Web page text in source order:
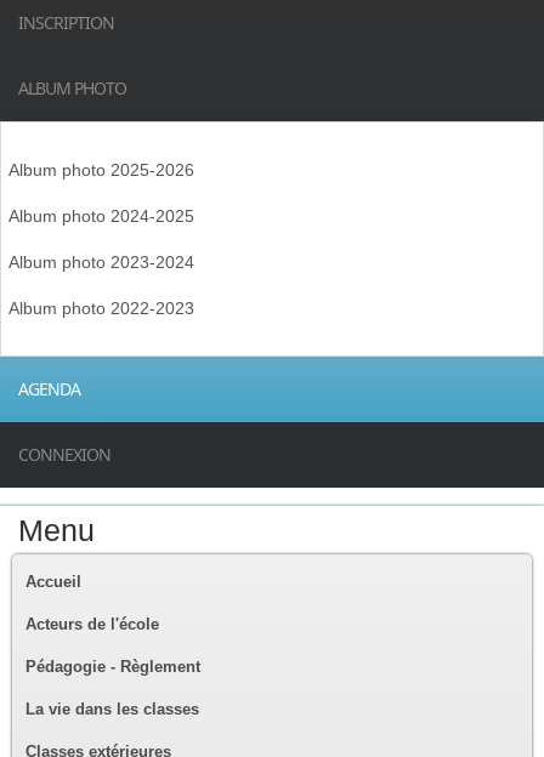
INSCRIPTION
ALBUM PHOTO
Album photo 2025-2026
Album photo 2024-2025
Album photo 2023-2024
Album photo 2022-2023
AGENDA
CONNEXION
Menu
Accueil
Acteurs de l'école
Pédagogie - Règlement
La vie dans les classes
Classes extérieures